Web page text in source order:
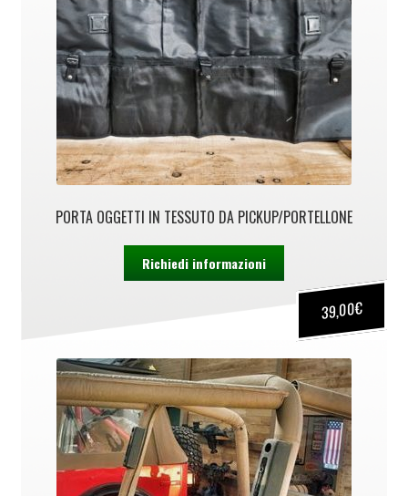
PORTA OGGETTI IN TESSUTO DA PICKUP/PORTELLONE
39,00€
Richiedi informazioni